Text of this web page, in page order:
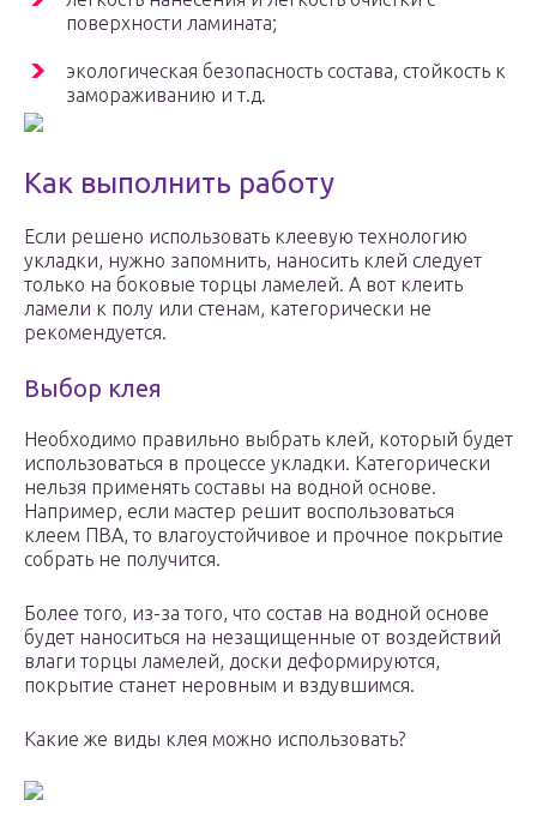
поверхности ламината;
экологическая безопасность состава, стойкость к
замораживанию и т.д.
Как выполнить работу
Если решено использовать клеевую технологию
укладки, нужно запомнить, наносить клей следует
только на боковые торцы ламелей. А вот клеить
ламели к полу или стенам, категорически не
рекомендуется.
Выбор клея
Необходимо правильно выбрать клей, который будет
использоваться в процессе укладки. Категорически
нельзя применять составы на водной основе.
Например, если мастер решит воспользоваться
клеем ПВА, то влагоустойчивое и прочное покрытие
собрать не получится.
Более того, из-за того, что состав на водной основе
будет наноситься на незащищенные от воздействий
влаги торцы ламелей, доски деформируются,
покрытие станет неровным и вздувшимся.
Какие же виды клея можно использовать?